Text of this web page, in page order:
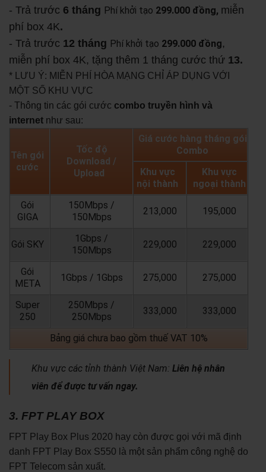
- Trả trước 6 tháng Phí khởi tạo 299.000 đồng, miễn
phí box 4K.
- Trả trước 12 tháng Phí khởi tạo 299.000 đồng,
miễn phí box 4K, tặng thêm 1 tháng cước thứ 13.
* LƯU Ý: MIỄN PHÍ HÒA MẠNG CHỈ ÁP DỤNG VỚI
MỘT SỐ KHU VỰC
- Thông tin các gói cước combo truyền hình và
internet như sau:
Tên gói
cước
Tốc độ
Download /
Upload
Giá cước hàng tháng gói
Combo
Khu vực
nội thành
Khu vực
ngoại thành
Gói
GIGA
150Mbps /
150Mbps
213,000 195,000
Gói SKY
1Gbps /
150Mbps
229,000 229,000
Gói
META
1Gbps / 1Gbps 275,000 275,000
Super
250
250Mbps /
250Mbps
333,000 333,000
Bảng giá chưa bao gồm thuế VAT 10%
Khu vực các tỉnh thành Việt Nam: Liên hệ nhân
viên để được tư vấn ngay.
3. FPT PLAY BOX
FPT Play Box Plus 2020 hay còn được gọi với mã định
danh FPT Play Box S550 là một sản phẩm công nghệ do
FPT Telecom sản xuất.